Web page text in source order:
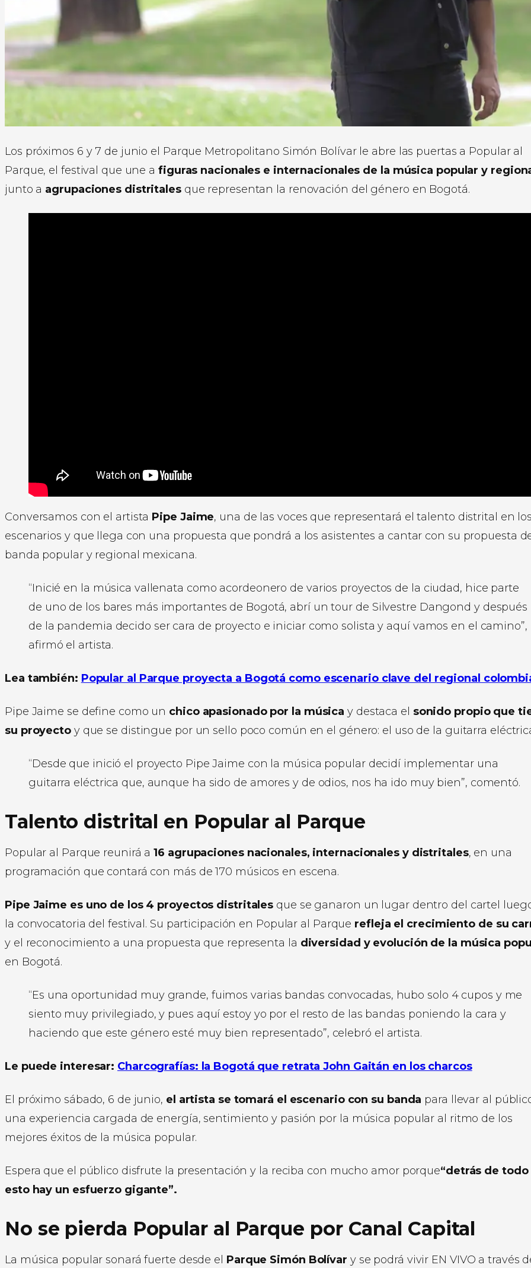
Los próximos 6 y 7 de junio el Parque Metropolitano Simón Bolívar le abre las puertas a Popular al
Parque, el festival que une a figuras nacionales e internacionales de la música popular y
junto a agrupaciones distritalesque representan la renovación del género en Bogotá.
Conversamos con el artista Pipe Jaime, una de las voces que representará el talento distrital en los
escenarios y que llega con una propuesta que pondrá a los asistentes a cantar con su propuesta
banda popular y regional mexicana.
“Inicié en la música vallenata como acordeonero de varios proyectos de la ciudad, hice parte
de uno de los bares más importantes de Bogotá, abrí un tour de Silvestre Dangond y después
de la pandemia decido ser cara de proyecto e iniciar como solista y aquí vamos en el camino”,
afirmó el artista.
Lea también: Popular al Parque proyecta a Bogotá como escenario clave del regional
Pipe Jaime se define como un chico apasionado por la música y destaca el sonido propio que
su proyecto y que se distingue por un sello poco común en el género: el uso de la guitarra
“Desde que inició el proyecto Pipe Jaime con la música popular decidí implementar una
guitarra eléctrica que, aunque ha sido de amores y de odios, nos ha ido muy bien”, comentó.
Talento distrital en Popular al Parque
Popular al Parque reunirá a16 agrupaciones nacionales, internacionales y distritales, en una
programación que contará con más de 170 músicos en escena.
Pipe Jaime es uno de los 4 proyectos distritales que se ganaron un lugar dentro del cartel
la convocatoria del festival. Su participación en Popular al Parque refleja el crecimiento de su
y el reconocimiento a una propuesta que representa la diversidad y evolución de la música
en Bogotá.
“Es una oportunidad muy grande, fuimos varias bandas convocadas, hubo solo 4 cupos y me
siento muy privilegiado, y pues aquí estoy yo por el resto de las bandas poniendo la cara y
haciendo que este género esté muy bien representado”, celebró el artista.
Le puede interesar: Charcografías: la Bogotá que retrata John Gaitán en los charcos
El próximo sábado, 6 de junio, el artista se tomará el escenario con su banda para llevar al
una experiencia cargada de energía, sentimiento y pasión por la música popular al ritmo de los
mejores éxitos de la música popular.
Espera que el público disfrute la presentación y la reciba con mucho amor porque“detrás de todo
esto hay un esfuerzo gigante”.
No se pierda Popular al Parque por Canal Capital
La música popular sonará fuerte desde el Parque Simón Bolívar y se podrá vivir EN VIVO a través